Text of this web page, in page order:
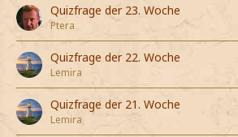
Quizfrage der 23. Woche
Ptera
Quizfrage der 22. Woche
Lemira
Quizfrage der 21. Woche
Lemira